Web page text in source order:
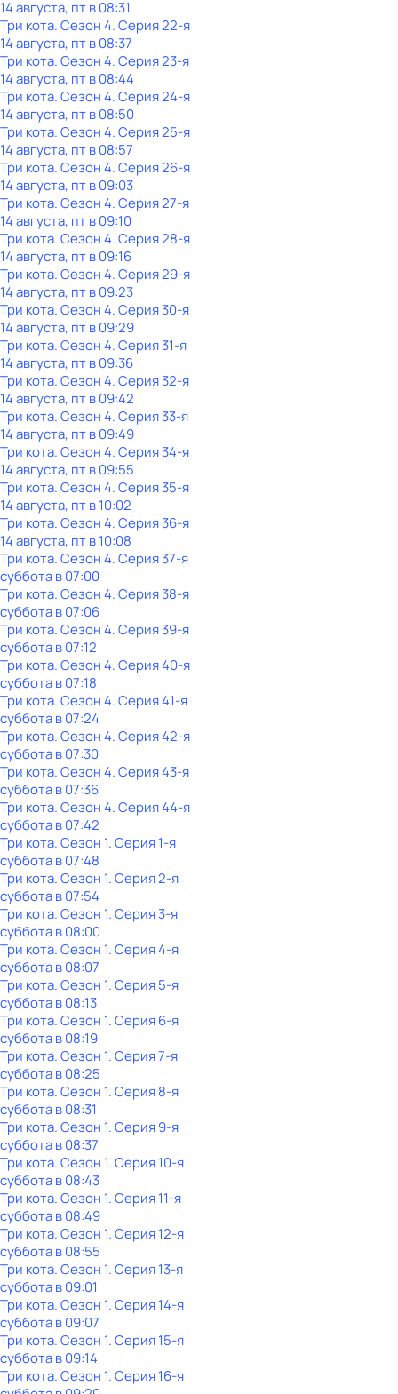
14 августа, пт в 08:31
Три кота. Сезон 4. Серия 22-я
14 августа, пт в 08:37
Три кота. Сезон 4. Серия 23-я
14 августа, пт в 08:44
Три кота. Сезон 4. Серия 24-я
14 августа, пт в 08:50
Три кота. Сезон 4. Серия 25-я
14 августа, пт в 08:57
Три кота. Сезон 4. Серия 26-я
14 августа, пт в 09:03
Три кота. Сезон 4. Серия 27-я
14 августа, пт в 09:10
Три кота. Сезон 4. Серия 28-я
14 августа, пт в 09:16
Три кота. Сезон 4. Серия 29-я
14 августа, пт в 09:23
Три кота. Сезон 4. Серия 30-я
14 августа, пт в 09:29
Три кота. Сезон 4. Серия 31-я
14 августа, пт в 09:36
Три кота. Сезон 4. Серия 32-я
14 августа, пт в 09:42
Три кота. Сезон 4. Серия 33-я
14 августа, пт в 09:49
Три кота. Сезон 4. Серия 34-я
14 августа, пт в 09:55
Три кота. Сезон 4. Серия 35-я
14 августа, пт в 10:02
Три кота. Сезон 4. Серия 36-я
14 августа, пт в 10:08
Три кота. Сезон 4. Серия 37-я
субботав07:00
Три кота. Сезон 4. Серия 38-я
субботав07:06
Три кота. Сезон 4. Серия 39-я
субботав07:12
Три кота. Сезон 4. Серия 40-я
субботав07:18
Три кота. Сезон 4. Серия 41-я
субботав07:24
Три кота. Сезон 4. Серия 42-я
субботав07:30
Три кота. Сезон 4. Серия 43-я
субботав07:36
Три кота. Сезон 4. Серия 44-я
субботав07:42
Три кота. Сезон 1. Серия 1-я
субботав07:48
Три кота. Сезон 1. Серия 2-я
субботав07:54
Три кота. Сезон 1. Серия 3-я
субботав08:00
Три кота. Сезон 1. Серия 4-я
субботав08:07
Три кота. Сезон 1. Серия 5-я
субботав08:13
Три кота. Сезон 1. Серия 6-я
субботав08:19
Три кота. Сезон 1. Серия 7-я
субботав08:25
Три кота. Сезон 1. Серия 8-я
субботав08:31
Три кота. Сезон 1. Серия 9-я
субботав08:37
Три кота. Сезон 1. Серия 10-я
субботав08:43
Три кота. Сезон 1. Серия 11-я
субботав08:49
Три кота. Сезон 1. Серия 12-я
субботав08:55
Три кота. Сезон 1. Серия 13-я
субботав09:01
Три кота. Сезон 1. Серия 14-я
субботав09:07
Три кота. Сезон 1. Серия 15-я
субботав09:14
Три кота. Сезон 1. Серия 16-я